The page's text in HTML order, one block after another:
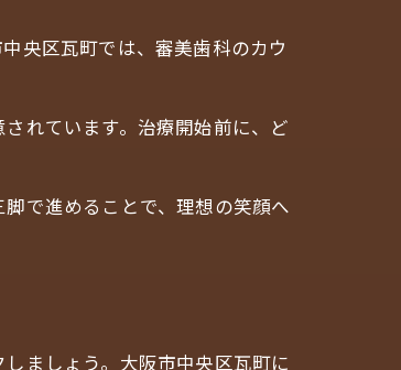
央区瓦町では、審美歯科のカウ
れています。治療開始前に、ど
で進めることで、理想の笑顔へ
ましょう。大阪市中央区瓦町に